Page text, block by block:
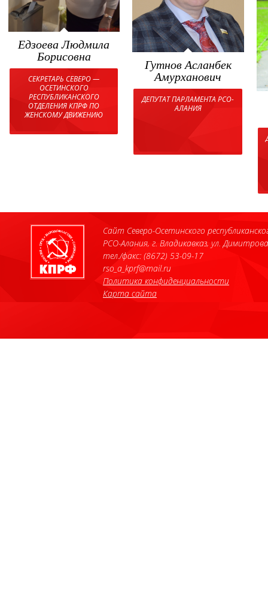
Едзоева Людмила
Борисовна
СЕКРЕТАРЬ СЕВЕРО —
ОСЕТИНСКОГО
РЕСПУБЛИКАНСКОГО
ОТДЕЛЕНИЯ КПРФ ПО
ЖЕНСКОМУ ДВИЖЕНИЮ
Гутнов Асланбек
Амурханович
ДЕПУТАТ ПАРЛАМЕНТА РСО-
АЛАНИЯ
Сайт Северо-Осетинского
РСО-Алания, г. Владикавказ, ул.
тел./факс: (8672) 53-09-17
rso_a_kprf@mail.ru
Политика конфиденциальности
Карта сайта